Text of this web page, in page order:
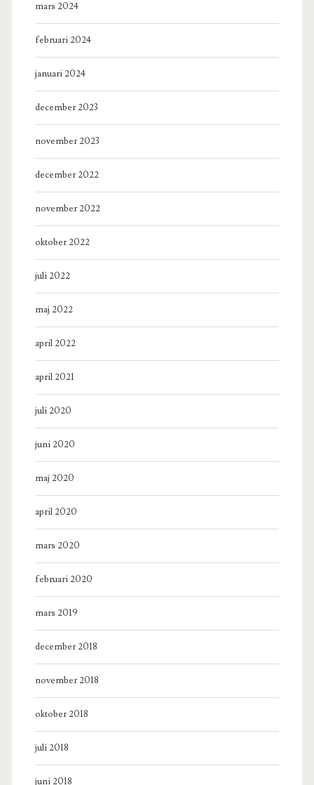
mars 2024
februari 2024
januari 2024
december 2023
november 2023
december 2022
november 2022
oktober 2022
juli 2022
maj 2022
april 2022
april 2021
juli 2020
juni 2020
maj 2020
april 2020
mars 2020
februari 2020
mars 2019
december 2018
november 2018
oktober 2018
juli 2018
juni 2018